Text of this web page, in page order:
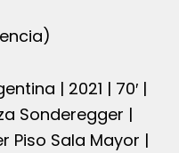
| 2021 | 70′ |
Sonderegger |
Piso Sala Mayor |